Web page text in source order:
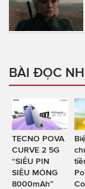
BÀI ĐỌC
TECNO POVA
CURVE 2 5G
“SIÊU PIN
SIÊU MỎNG
8000mAh”